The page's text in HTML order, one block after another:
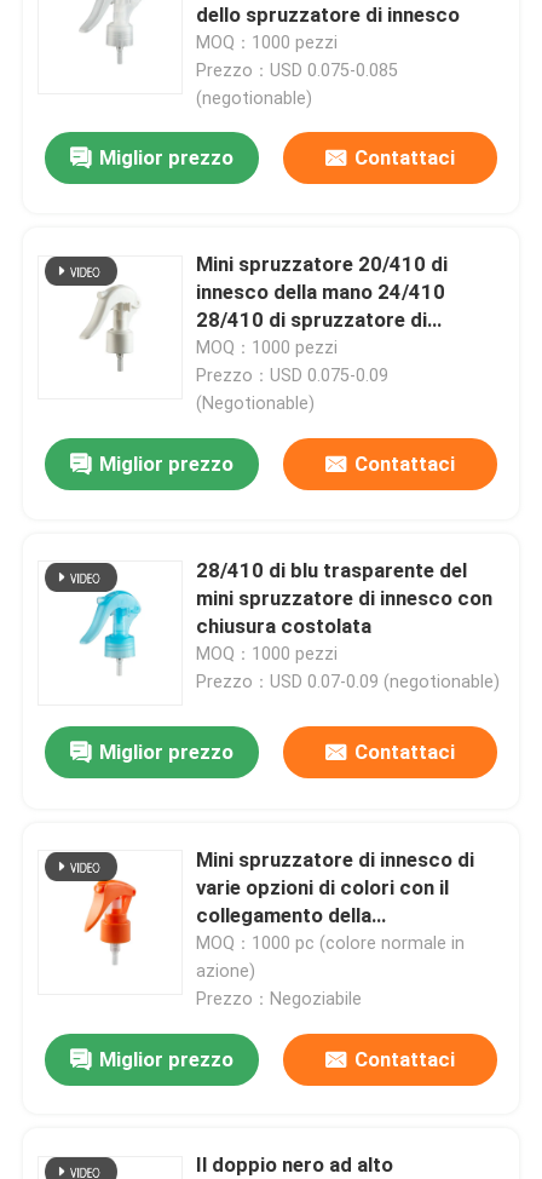
dello spruzzatore di innesco
MOQ：1000 pezzi
Prezzo：USD 0.075-0.085
(negotionable)
Miglior prezzo Contattaci
Mini spruzzatore 20/410 di
innesco della mano 24/410
28/410 di spruzzatore di
innesco di impatto per il giardino
MOQ：1000 pezzi
Prezzo：USD 0.075-0.09
(Negotionable)
Miglior prezzo Contattaci
28/410 di blu trasparente del
mini spruzzatore di innesco con
chiusura costolata
MOQ：1000 pezzi
Prezzo：USD 0.07-0.09 (negotionable)
Miglior prezzo Contattaci
Mini spruzzatore di innesco di
varie opzioni di colori con il
collegamento della
metropolitana
MOQ：1000 pc (colore normale in
azione)
Prezzo：Negoziabile
Miglior prezzo Contattaci
Il doppio nero ad alto